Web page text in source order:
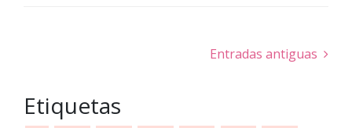
Entradas antiguas
Etiquetas